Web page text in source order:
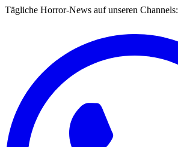
Tägliche Horror-News auf unseren Channels: